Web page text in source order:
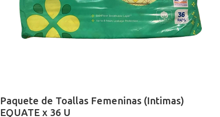
Paquete de Toallas Femeninas (Intimas)
EQUATE x 36 U